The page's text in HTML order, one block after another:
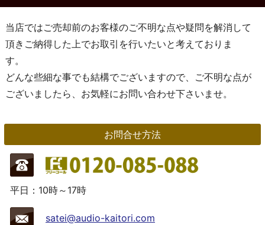
当店ではご売却前のお客様のご不明な点や疑問を解消して
頂きご納得した上でお取引を行いたいと考えておりま
す。
どんな些細な事でも結構でございますので、ご不明な点が
ございましたら、お気軽にお問い合わせ下さいませ。
お問合せ方法
平日：10時～17時
satei@audio-kaitori.com